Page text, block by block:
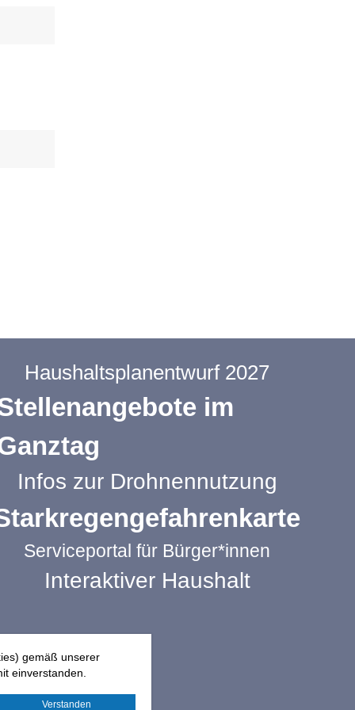
gemäß unserer
einverstanden.
Verstanden
Haushaltsplanentwurf 2027
im
Infos zur Drohnennutzung
Serviceportal für Bürger*innen
Interaktiver Haushalt